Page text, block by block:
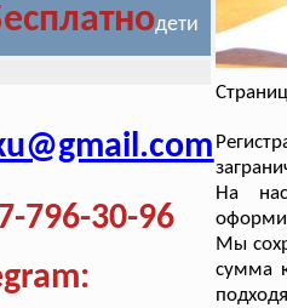
дети
796-30-96
На
Мы
сумма